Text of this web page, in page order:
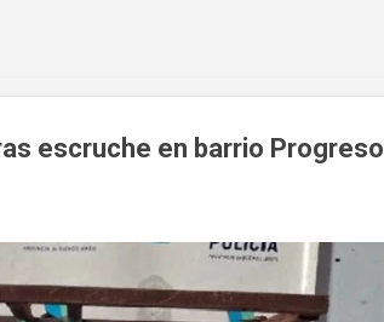
escruche en barrio Progreso